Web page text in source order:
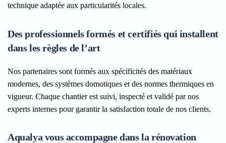
technique adaptée aux particularités locales.
Des professionnels formés et certifiés qui installent
dans les règles de l’art
Nos partenaires sont formés aux spécificités des matériaux
modernes, des systèmes domotiques et des normes thermiques en
vigueur. Chaque chantier est suivi, inspecté et validé par nos
experts internes pour garantir la satisfaction totale de nos clients.
Aqualya vous accompagne dans la rénovation